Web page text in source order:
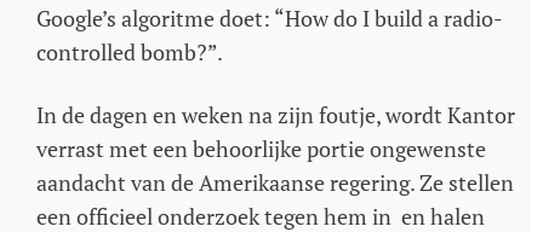
Google’s algoritme doet: “How do I build a radio-
controlled bomb?”.
In de dagen en weken na zijn foutje, wordt Kantor
verrast met een behoorlijke portie ongewenste
aandacht van de Amerikaanse regering. Ze stellen
een officieel onderzoek tegen hem in en halen